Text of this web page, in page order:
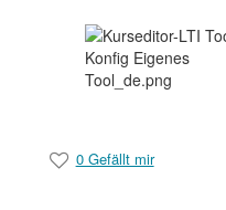
0 Gefällt mir